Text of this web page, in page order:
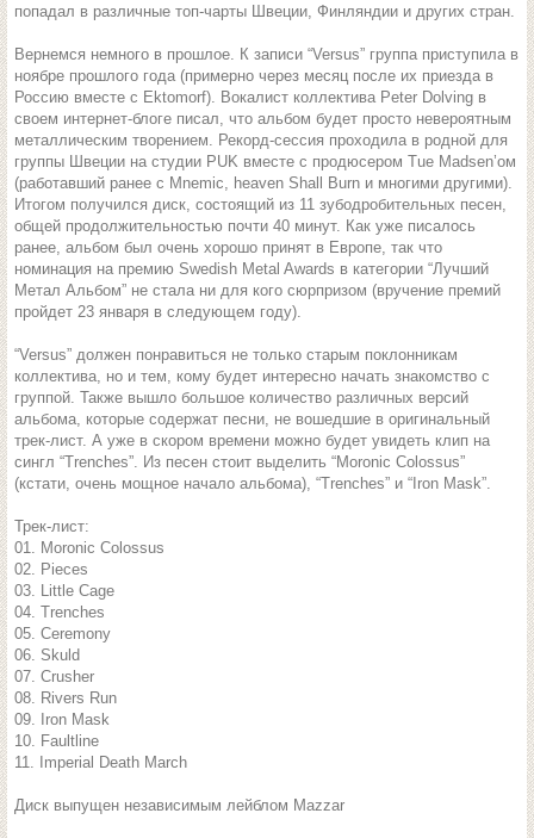
попадал в различные топ-чарты Швеции, Финляндии и других стран.
Вернемся немного в прошлое. К записи “Versus” группа приступила в
ноябре прошлого года (примерно через месяц после их приезда в
Россию вместе с Ektomorf). Вокалист коллектива Peter Dolving в
своем интернет-блоге писал, что альбом будет просто невероятным
металлическим творением. Рекорд-сессия проходила в родной для
группы Швеции на студии PUK вместе с продюсером Tue Madsen’ом
(работавший ранее с Mnemic, heaven Shall Burn и многими другими).
Итогом получился диск, состоящий из 11 зубодробительных песен,
общей продолжительностью почти 40 минут. Как уже писалось
ранее, альбом был очень хорошо принят в Европе, так что
номинация на премию Swedish Metal Awards в категории “Лучший
Метал Альбом” не стала ни для кого сюрпризом (вручение премий
пройдет 23 января в следующем году).
“Versus” должен понравиться не только старым поклонникам
коллектива, но и тем, кому будет интересно начать знакомство с
группой. Также вышло большое количество различных версий
альбома, которые содержат песни, не вошедшие в оригинальный
трек-лист. А уже в скором времени можно будет увидеть клип на
сингл “Trenches”. Из песен стоит выделить “Moronic Colossus”
(кстати, очень мощное начало альбома), “Trenches” и “Iron Mask”.
Трек-лист:
01. Moronic Colossus
02. Pieces
03. Little Cage
04. Trenches
05. Ceremony
06. Skuld
07. Crusher
08. Rivers Run
09. Iron Mask
10. Faultline
11. Imperial Death March
Диск выпущен независимым лейблом Mazzar